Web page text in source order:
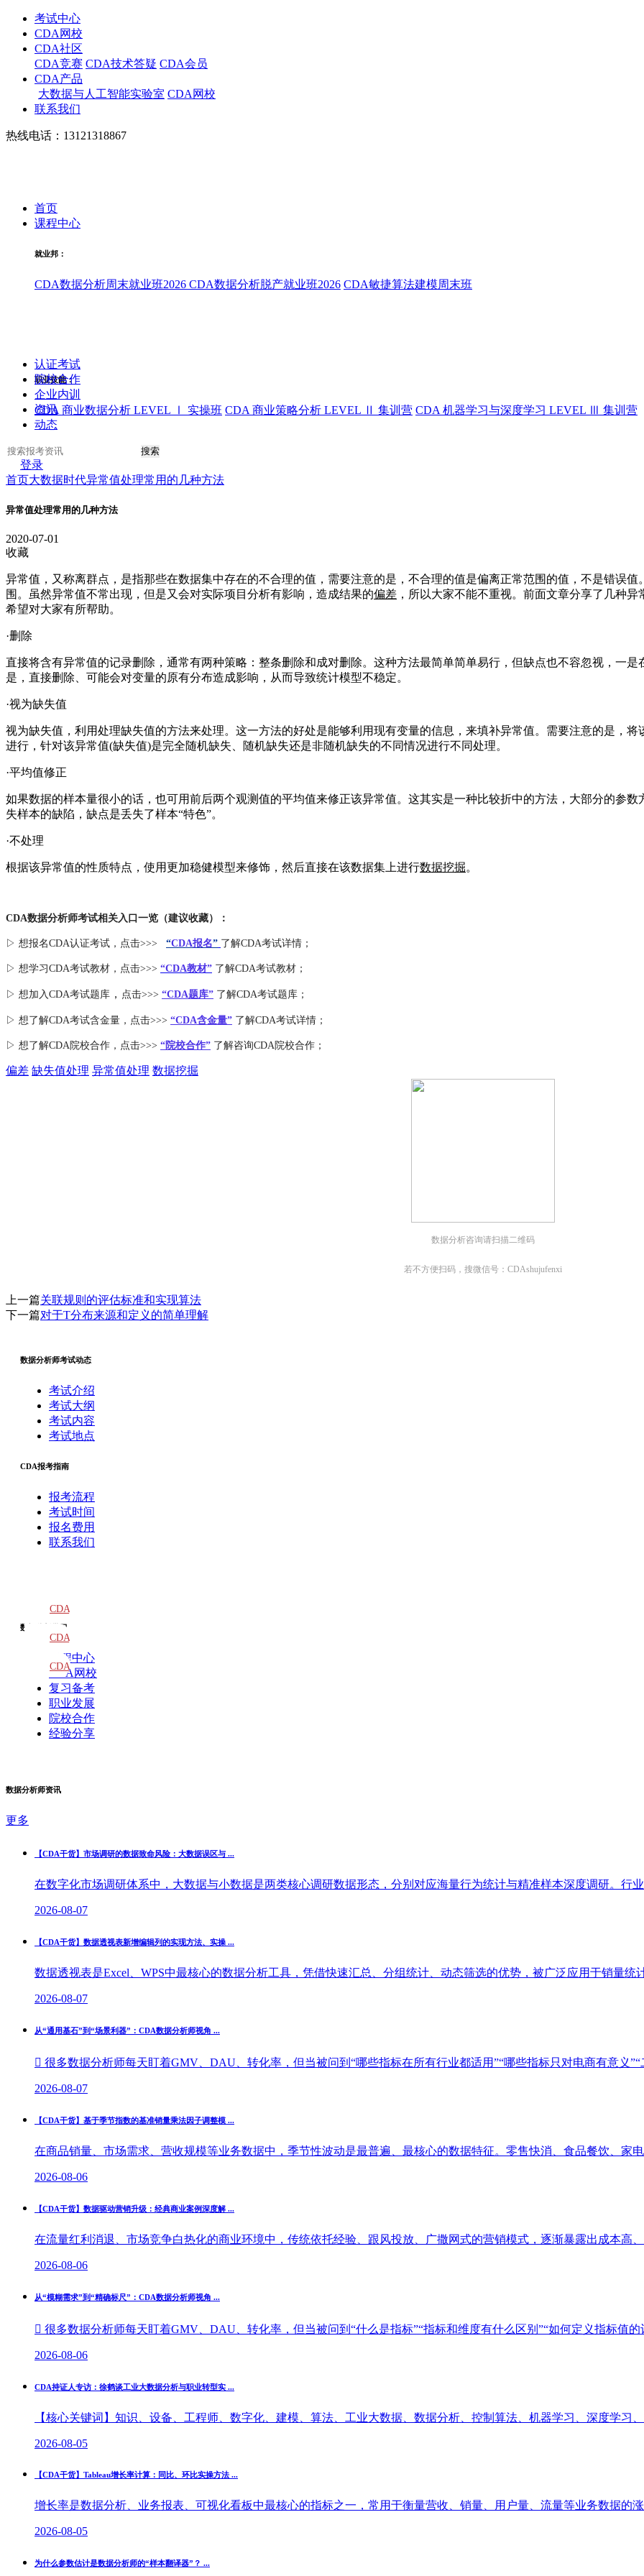
考试中心
CDA网校
CDA社区
CDA竞赛 CDA技术答疑 CDA会员
CDA产品
大数据与人工智能实验室 CDA网校
联系我们
热线电话：13121318867
首页
课程中心
就业邦：
CDA数据分析周末就业班2026 CDA数据分析脱产就业班2026 CDA敏捷算法建模周末班
职业技能：
CDA 商业数据分析 LEVEL Ⅰ 实操班 CDA 商业策略分析 LEVEL Ⅱ 集训营 CDA 机器学习与深度学习 LEVEL Ⅲ 集训营
认证考试
院校合作
企业内训
资讯
动态
搜索
登录
首页大数据时代异常值处理常用的几种方法
异常值处理常用的几种方法
2020-07-01
收藏
异常值，又称离群点，是指那些在数据集中存在的不合理的值，需要注意的是，不合理的值是偏离正常范围的值，不是错误
围。虽然异常值不常出现，但是又会对实际项目分析有影响，造成结果的偏差 ，所以大家不能不重视。前面文章分享了几种
希望对大家有所帮助。
·删除
直接将含有异常值的记录删除，通常有两种策略：整条删除和成对删除。这种方法最简单简单易行，但缺点也不容忽视，一
是，直接删除、可能会对变量的原有分布造成影响，从而导致统计模型不稳定。
·视为缺失值
视为缺失值，利用处理缺失值的方法来处理。这一方法的好处是能够利用现有变量的信息，来填补异常值。需要注意的是，将
进行，针对该异常值(缺失值)是完全随机缺失、随机缺失还是非随机缺失的不同情况进行不同处理。
·平均值修正
如果数据的样本量很小的话，也可用前后两个观测值的平均值来修正该异常值。这其实是一种比较折中的方法，大部分的参
失样本的缺陷，缺点是丢失了样本“特色”。
·不处理
根据该异常值的性质特点，使用更加稳健模型来修饰，然后直接在该数据集上进行数据挖掘。
CDA数据分析师考试相关入口一览（建议收藏）：
▷ 想报名CDA认证考试，点击>>> “CDA报名” 了解CDA考试详情；
▷ 想学习CDA考试教材，点击>>> “CDA教材” 了解CDA考试教材；
▷ 想加入CDA考试题库 ， 点击>>> “CDA题库” 了解CDA考试题库；
▷ 想了解CDA考试含金量 ，点击>>> “CDA含金量” 了解CDA考试详情；
▷ 想了解CDA院校合作 ，点击>>> “院校合作” 了解咨询CDA院校合作；
偏差 缺失值处理 异常值处理 数据挖掘
数据分析咨询请扫描二维码
若不方便扫码，搜微信号：CDAshujufenxi
上一篇关联规则的评估标准和实现算法
下一篇对于T分布来源和定义的简单理解
数据分析师考试动态
考试介绍
考试大纲
考试内容
考试地点
CDA报考指南
报考流程
考试时间
报名费用
联系我们
数据分析学习
课程中心
CDA网校
复习备考
职业发展
院校合作
经验分享
数据分析师资讯
更多
【CDA干货】市场调研的数据致命风险：大数据误区与 ...
在数字化市场调研体系中，大数据与小数据是两类核心调研数据形态，分别对应海量行为统计与精准样本深度调研。行
2026-08-07
【CDA干货】数据透视表新增编辑列的实现方法、实操 ...
数据透视表是Excel、WPS中最核心的数据分析工具，凭借快速汇总、分组统计、动态筛选的优势，被广泛应用于销量统
2026-08-07
从“通用基石”到“场景利器”：CDA数据分析师视角 ...
 很多数据分析师每天盯着GMV、DAU、转化率，但当被问到“哪些指标在所有行业都适用”“哪些指标只对电商有意义”“
2026-08-07
【CDA干货】基于季节指数的基准销量乘法因子调整模 ...
在商品销量、市场需求、营收规模等业务数据中，季节性波动是最普遍、最核心的数据特征。零售快消、食品餐饮、家
2026-08-06
【CDA干货】数据驱动营销升级：经典商业案例深度解 ...
在流量红利消退、市场竞争白热化的商业环境中，传统依托经验、跟风投放、广撒网式的营销模式，逐渐暴露出成本高
2026-08-06
从“模糊需求”到“精确标尺”：CDA数据分析师视角 ...
 很多数据分析师每天盯着GMV、DAU、转化率，但当被问到“什么是指标”“指标和维度有什么区别”“如何定义指标值的
2026-08-06
CDA持证人专访：徐鹤谈工业大数据分析与职业转型实 ...
【核心关键词】知识、设备、工程师、数字化、建模、算法、工业大数据、数据分析、控制算法、机器学习、深度学习
2026-08-05
【CDA干货】Tableau增长率计算：同比、环比实操方法 ...
增长率是数据分析、业务报表、可视化看板中最核心的指标之一，常用于衡量营收、销量、用户量、流量等业务数据的
2026-08-05
为什么参数估计是数据分析师的“样本翻译器”？ ...
CDA
教材
CDA
题库
CDA
大纲